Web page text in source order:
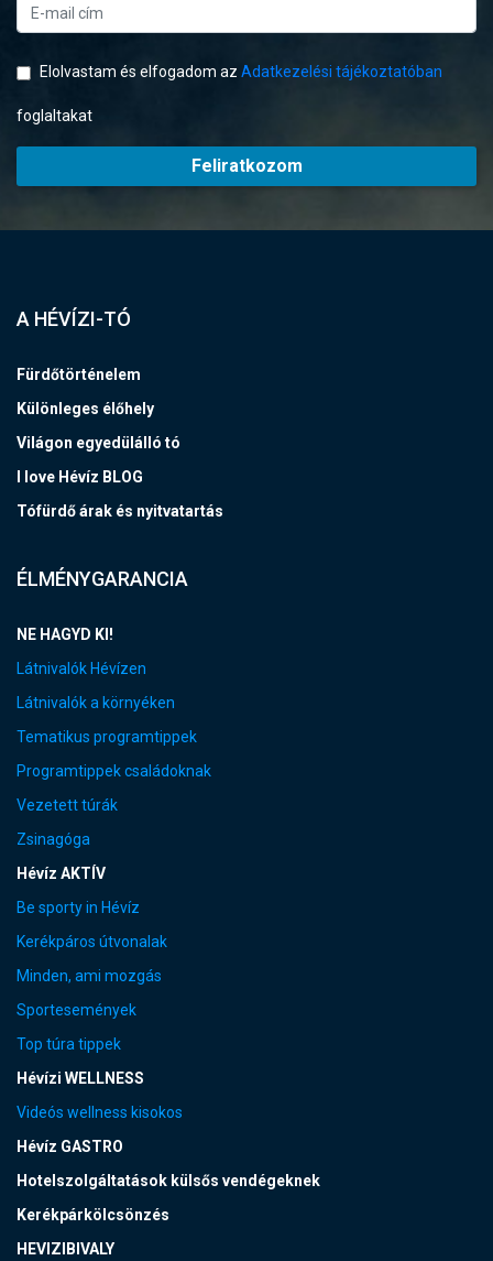
Elolvastam és elfogadom az Adatkezelési tájékoztatóban
foglaltakat
Feliratkozom
A HÉVÍZI-TÓ
Fürdőtörténelem
Különleges élőhely
Világon egyedülálló tó
I love Hévíz BLOG
Tófürdő árak és nyitvatartás
ÉLMÉNYGARANCIA
NE HAGYD KI!
Látnivalók Hévízen
Látnivalók a környéken
Tematikus programtippek
Programtippek családoknak
Vezetett túrák
Zsinagóga
Hévíz AKTÍV
Be sporty in Hévíz
Kerékpáros útvonalak
Minden, ami mozgás
Sportesemények
Top túra tippek
Hévízi WELLNESS
Videós wellness kisokos
Hévíz GASTRO
Hotelszolgáltatások külsős vendégeknek
Kerékpárkölcsönzés
HEVIZIBIVALY